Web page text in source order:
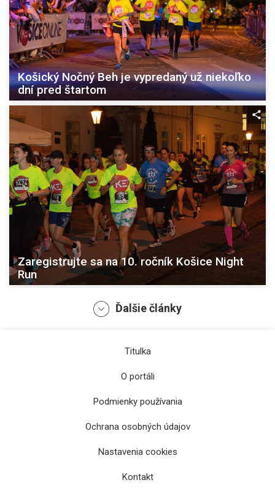
Košický Nočný Beh je vypredaný už niekoľko
dní pred štartom
Zaregistrujte sa na 10. ročník Košice Night
Run
Kiwa z Rádia Košice je nominovaná na
Novinársku cenu
Ďalšie články
Titulka
O portáli
Podmienky používania
Ochrana osobných údajov
Nastavenia cookies
Kontakt